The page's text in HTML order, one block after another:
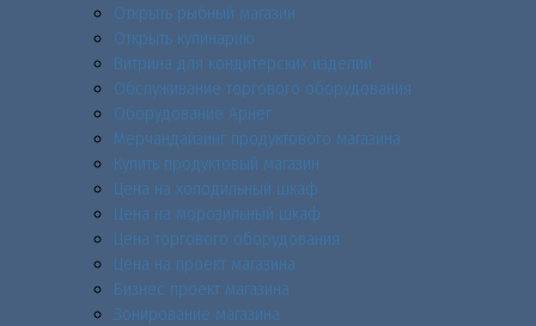
Открыть рыбный магазин
Открыть кулинарию
Витрина для кондитерских изделий
Обслуживание торгового оборудования
Оборудование Арнег
Мерчандайзинг продуктового магазина
Купить продуктовый магазин
Цена на холодильный шкаф
Цена на морозильный шкаф
Цена торгового оборудования
Цена на проект магазина
Бизнес проект магазина
Зонирование магазина